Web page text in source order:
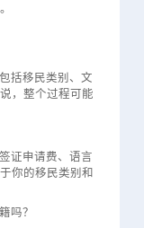
括移民类别、文
，整个过程可能
证申请费、语言
你的移民类别和
吗？